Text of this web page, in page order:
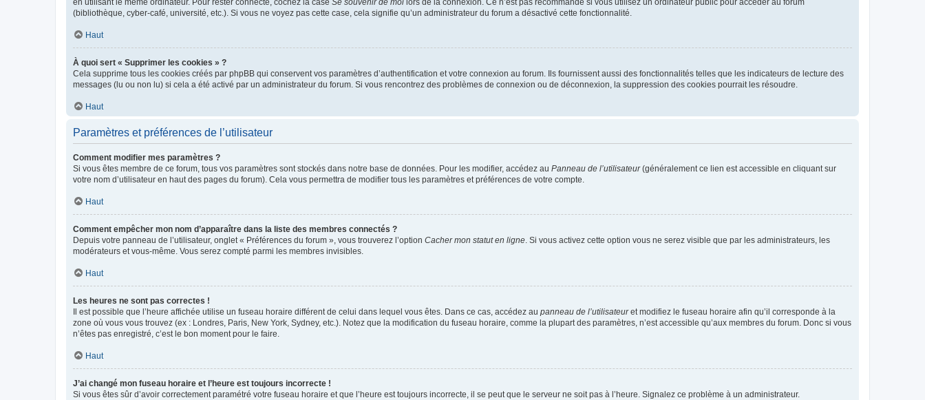
(bibliothèque, cyber-café, université, etc.). Si vous ne voyez pas cette case, cela signifie qu’un administrateur du forum a désactivé cette fonctionnalité.
Haut
À quoi sert « Supprimer les cookies » ?
Cela supprime tous les cookies créés par phpBB qui conservent vos paramètres d’authentification et votre connexion au forum. Ils fournissent aussi des fonctionnalités telles que les indicateurs de lecture des
messages (lu ou non lu) si cela a été activé par un administrateur du forum. Si vous rencontrez des problèmes de connexion ou de déconnexion, la suppression des cookies pourrait les résoudre.
Haut
Paramètres et préférences de l’utilisateur
Comment modifier mes paramètres ?
Si vous êtes membre de ce forum, tous vos paramètres sont stockés dans notre base de données. Pour les modifier, accédez au Panneau de l’utilisateur(généralement ce lien est accessible en cliquant sur
votre nom d’utilisateur en haut des pages du forum). Cela vous permettra de modifier tous les paramètres et préférences de votre compte.
Haut
Comment empêcher mon nom d’apparaître dans la liste des membres connectés ?
Depuis votre panneau de l’utilisateur, onglet « Préférences du forum », vous trouverez l’option Cacher mon statut en ligne . Si vous activez cette option vous ne serez visible que par les administrateurs, les
modérateurs et vous-même. Vous serez compté parmi les membres invisibles.
Haut
Les heures ne sont pas correctes !
Il est possible que l’heure affichée utilise un fuseau horaire différent de celui dans lequel vous êtes. Dans ce cas, accédez au panneau de l’utilisateuret modifiez le fuseau horaire afin qu’il corresponde à la
zone où vous vous trouvez (ex : Londres, Paris, New York, Sydney, etc.). Notez que la modification du fuseau horaire, comme la plupart des paramètres, n’est accessible qu’aux membres du forum. Donc si vous
n’êtes pas enregistré, c’est le bon moment pour le faire.
Haut
J’ai changé mon fuseau horaire et l’heure est toujours incorrecte !
Si vous êtes sûr d’avoir correctement paramétré votre fuseau horaire et que l’heure est toujours incorrecte, il se peut que le serveur ne soit pas à l’heure. Signalez ce problème à un administrateur.